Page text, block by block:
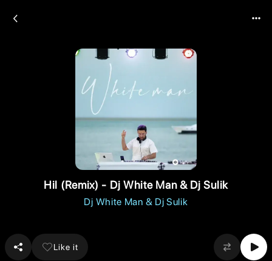
Hil (Remix) - Dj White Man & Dj Sulik
Dj White Man & Dj Sulik
Like it